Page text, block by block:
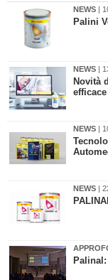
NEWS |
Palini
NEWS |
Novità
efficace
NEWS |
NEWS |